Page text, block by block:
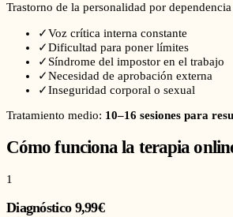
Trastorno de la personalidad por dependencia
✓Voz crítica interna constante
✓Dificultad para poner límites
✓ Síndrome del impostor en el trabajo
✓Necesidad de aprobación externa
✓Inseguridad corporal o sexual
Tratamiento medio: 10–16 sesiones para
Cómo funciona la terapia
1
Diagnóstico 9,99€